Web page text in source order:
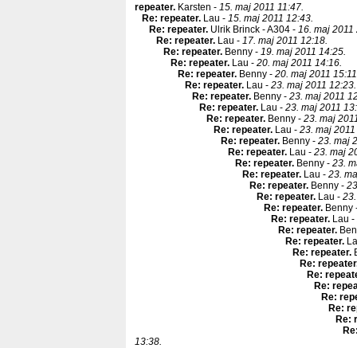
repeater. Karsten - 15. maj 2011 11:47.
Re: repeater. Lau - 15. maj 2011 12:43.
Re: repeater. Ulrik Brinck - A304 - 16. maj 2011
Re: repeater. Lau - 17. maj 2011 12:18.
Re: repeater. Benny - 19. maj 2011 14:25.
Re: repeater. Lau - 20. maj 2011 14:16.
Re: repeater. Benny - 20. maj 2011
Re: repeater. Lau - 23. maj 2011 12:23.
Re: repeater. Benny - 23. maj 2011
Re: repeater. Lau - 23. maj 2011
Re: repeater. Benny - 23. maj
Re: repeater. Lau - 23. maj
Re: repeater. Benny - 23. maj
Re: repeater. Lau - 23. maj
Re: repeater. Benny - 23.
Re: repeater. Lau - 23.
Re: repeater. Benny -
Re: repeater. Lau -
Re: repeater. Benny
Re: repeater. Lau -
Re: repeater.
Re: repeater.
Re: repeater.
Re: repeater
Re:
Re:
Re:
Re:
Re:
13:38.